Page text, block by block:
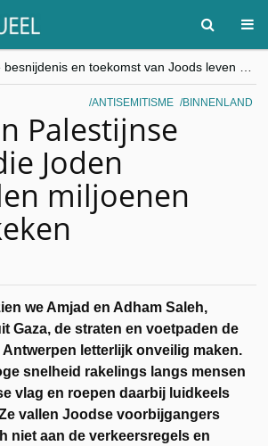
“Besnijdenisdebat toont hoe moeilijk seculiere Westen minderheden begrijpt”, Jinnih Beels (Vooruit)
CITYTRIP | ROEMENIË – Boekarest: de verrassing van Oost-Europa
ANTISEMITISME BINNENLAND
Palestijnse
Joden
miljoenen
we Amjad en Adham Saleh,
Gaza, de straten en voetpaden de
letterlijk onveilig maken.
snelheid rakelings langs mensen
vlag en roepen daarbij luidkeels
vallen Joodse voorbijgangers
niet aan de verkeersregels en